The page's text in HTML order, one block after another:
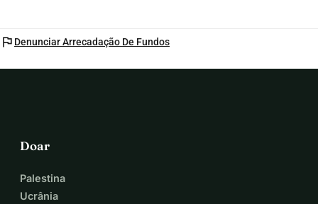
flag Denunciar Arrecadação De Fundos
Doar
Palestina
Ucrânia